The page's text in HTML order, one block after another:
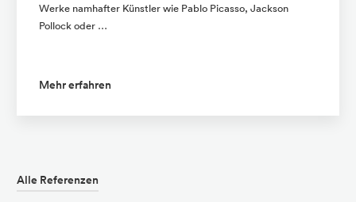
Werke namhafter Künstler wie Pablo Picasso, Jackson
Pollock oder …
Mehr erfahren
Alle Referenzen